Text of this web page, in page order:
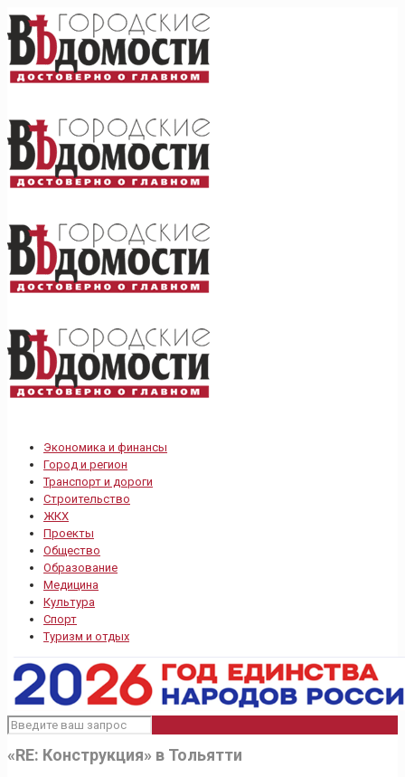
Экономика и финансы
Город и регион
Транспорт и дороги
Строительство
ЖКХ
Проекты
Общество
Образование
Медицина
Культура
Спорт
Туризм и отдых
«RE: Конструкция» в Тольятти